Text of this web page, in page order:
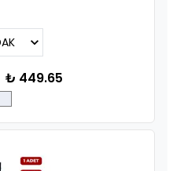
₺ 449.65